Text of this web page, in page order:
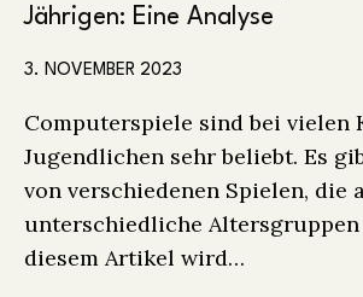
Jährigen: Eine Analyse
3. NOVEMBER 2023
Computerspiele sind bei vielen
Jugendlichen sehr beliebt. Es
von verschiedenen Spielen, die
unterschiedliche Altersgruppen
diesem Artikel wird…